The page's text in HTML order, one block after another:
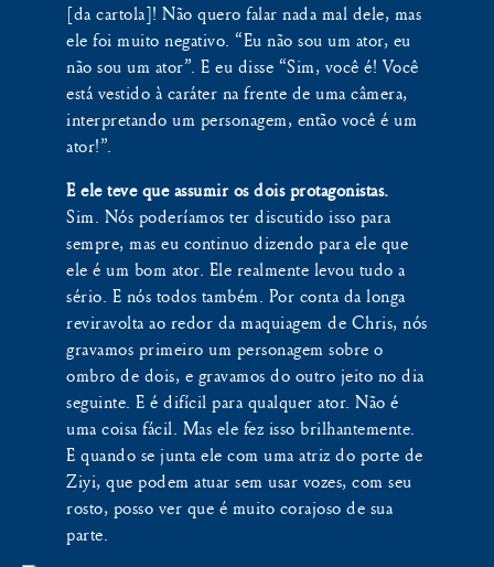
[da cartola]! Não quero falar nada mal dele, mas
ele foi muito negativo. “Eu não sou um ator, eu
não sou um ator”. E eu disse “Sim, você é! Você
está vestido à caráter na frente de uma câmera,
interpretando um personagem, então você é um
ator!”.
E ele teve que assumir os dois protagonistas.
Sim. Nós poderíamos ter discutido isso para
sempre, mas eu continuo dizendo para ele que
ele é um bom ator. Ele realmente levou tudo a
sério. E nós todos também. Por conta da longa
reviravolta ao redor da maquiagem de Chris, nós
gravamos primeiro um personagem sobre o
ombro de dois, e gravamos do outro jeito no dia
seguinte. E é difícil para qualquer ator. Não é
uma coisa fácil. Mas ele fez isso brilhantemente.
E quando se junta ele com uma atriz do porte de
Ziyi, que podem atuar sem usar vozes, com seu
rosto, posso ver que é muito corajoso de sua
parte.